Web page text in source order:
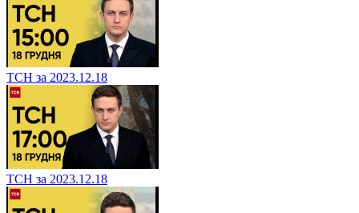
ТСН за 2023.12.18
ТСН за 2023.12.18